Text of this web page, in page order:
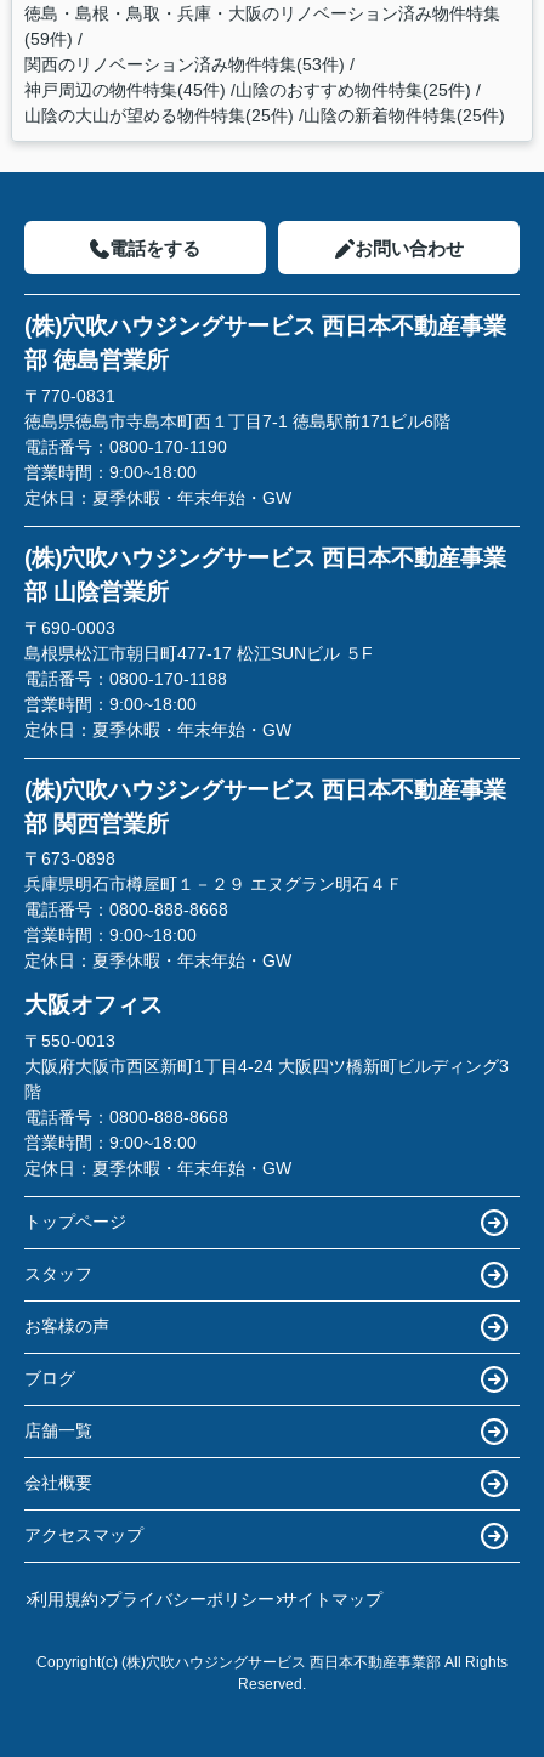
徳島・島根・鳥取・兵庫・大阪のリノベーション済み物件特集
(59件)
関西のリノベーション済み物件特集(53件)
神戸周辺の物件特集(45件) 山陰のおすすめ物件特集(25件)
山陰の大山が望める物件特集(25件) 山陰の新着物件特集(25件)
電話をする お問い合わせ
(株)穴吹ハウジングサービス 西日本不動産事業
部 徳島営業所
〒770-0831
徳島県徳島市寺島本町西１丁目7-1 徳島駅前171ビル6階
電話番号： 0800-170-1190
営業時間： 9:00~18:00
定休日： 夏季休暇・年末年始・GW
(株)穴吹ハウジングサービス 西日本不動産事業
部 山陰営業所
〒690-0003
島根県松江市朝日町477-17 松江SUNビル ５F
電話番号： 0800-170-1188
営業時間： 9:00~18:00
定休日： 夏季休暇・年末年始・GW
(株)穴吹ハウジングサービス 西日本不動産事業
部 関西営業所
〒673-0898
兵庫県明石市樽屋町１－２９ エヌグラン明石４Ｆ
電話番号： 0800-888-8668
営業時間： 9:00~18:00
定休日： 夏季休暇・年末年始・GW
大阪オフィス
〒550-0013
大阪府大阪市西区新町1丁目4-24 大阪四ツ橋新町ビルディング3
階
電話番号： 0800-888-8668
営業時間： 9:00~18:00
定休日： 夏季休暇・年末年始・GW
トップページ
スタッフ
お客様の声
ブログ
店舗一覧
会社概要
アクセスマップ
利用規約 プライバシーポリシー サイトマップ
Copyright(c) (株)穴吹ハウジングサービス 西日本不動産事業部 All Rights
Reserved.